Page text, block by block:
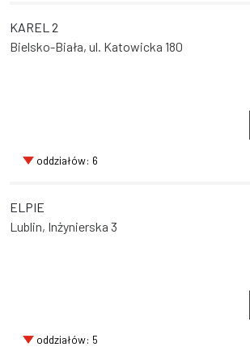
KAREL 2
Bielsko-Biała, ul. Katowicka 180
oddziałów: 6
ELPIE
Lublin, Inżynierska 3
oddziałów: 5